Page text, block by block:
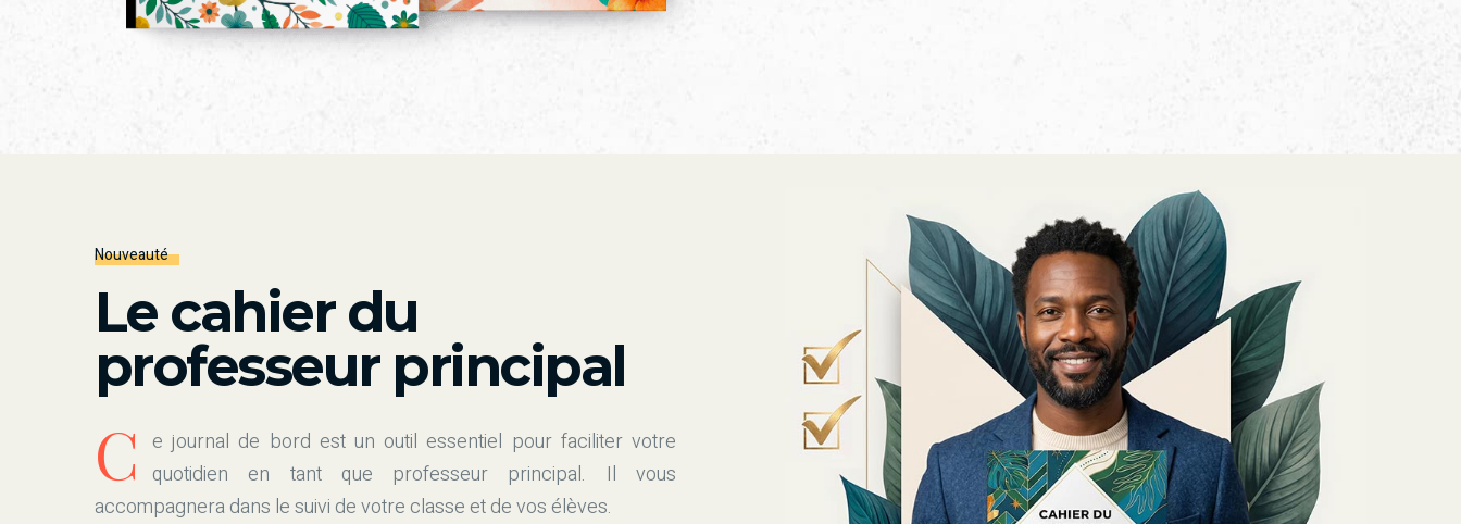
Nouveauté
Le cahier du
professeur principal
C e journal de bord est un outil essentiel pour faciliter votre
quotidien en tant que professeur principal. Il vous
accompagnera dans le suivi de votre classe et de vos élèves.